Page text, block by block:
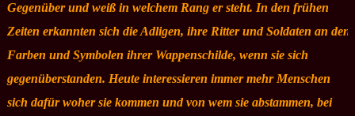
Gegenüber und weiß in welchem Rang er steht. In den frühen
Zeiten erkannten sich die Adligen, ihre Ritter und Soldaten an den
Farben und Symbolen ihrer Wappenschilde, wenn sie sich
gegenüberstanden. Heute interessieren immer mehr Menschen
sich dafür woher sie kommen und von wem sie abstammen, bei